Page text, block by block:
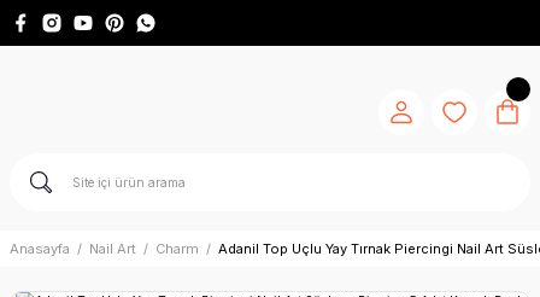
Anasayfa Nail Art Charm Adanil Top Uçlu Yay Tırnak Piercingi Nail Art